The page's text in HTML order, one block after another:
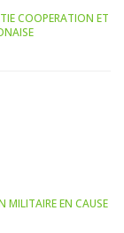
COOPERATION ET
MILITAIRE EN CAUSE